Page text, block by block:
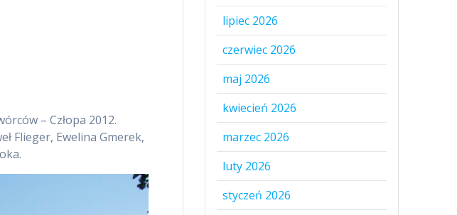
– Człopa 2012.
Flieger, Ewelina Gmerek,
lipiec 2026
czerwiec 2026
maj 2026
kwiecień 2026
marzec 2026
luty 2026
styczeń 2026